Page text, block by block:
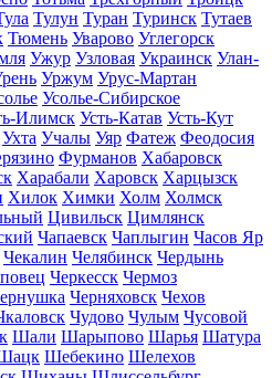
Тулун Туран Туринск Тутаев
Тюмень Уварово Углегорск
Ужур Узловая Украинск Улан-
Уржум Урус-Мартан
Усолье-Сибирское
Илимск Усть-Катав Усть-Кут
Ухта Учалы Уяр Фатеж Феодосия
Фурманов Хабаровск
Харабали Харовск Харцызск
Хилок Химки Холм Холмск
Цивильск Цимлянск
Чапаевск Чаплыгин Часов Яр
Чекалин Челябинск Чердынь
Черкесск Чермоз
Черняховск Чехов
Чудово Чулым Чусовой
Шали Шарыпово Шарья Шатура
Шебекино Шелехов